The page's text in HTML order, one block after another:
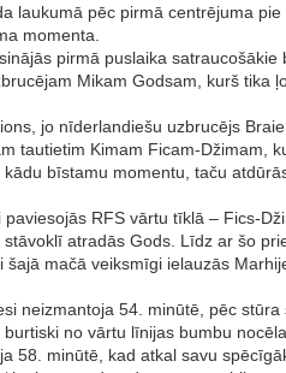
laukumā pēc pirmā centrējuma
momenta.
pirmā puslaika
Mikam Godsam, kurš
jo nīderlandiešu uzbrucējs
tautietim Kimam Ficam-Džimam,
bīstamu momentu, taču
RFS vārtu tīklā – Fics-
atradās Gods. Līdz ar šo
mačā veiksmīgi ielauzās
neizmantoja 54. minūtē, pēc
no vārtu līnijas bumbu
58. minūtē, kad atkal savu